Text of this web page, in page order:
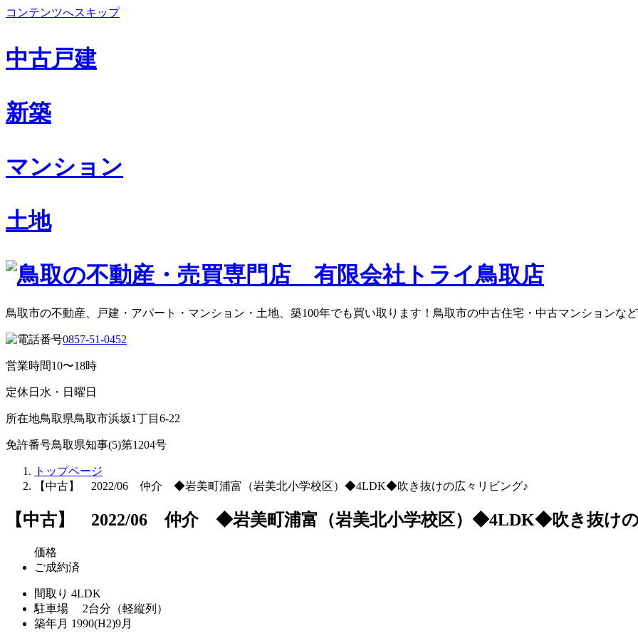
コンテンツへスキップ
中古戸建
新築
マンション
土地
鳥取市の不動産、戸建・アパート・マンション・土地、築100年でも買い取ります！鳥取市の中古住宅・中古マンションな
0857-51-0452
営業時間10〜18時
定休日 水・日曜日
所在地鳥取県鳥取市浜坂1丁目6-22
免許番号鳥取県知事(5)第1204号
トップページ
【中古】 2022/06 仲介 ◆岩美町浦富（岩美北小学校区）◆4LDK◆吹き抜けの広々リビング♪
【中古】 2022/06 仲介 ◆岩美町浦富（岩美北小学校区）◆4LDK◆吹き抜けの
価格
ご成約済
間取り 4LDK
駐車場
2台分（軽縦列）
築年月 1990(H2)9月